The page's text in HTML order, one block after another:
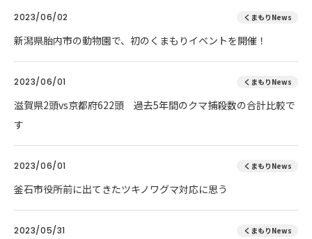
2023/06/02 くまもりNews
新潟県胎内市の動物園で、初のくまもりイベントを開催！
2023/06/01 くまもりNews
滋賀県2頭vs京都府622頭 過去5年間のクマ捕殺数の合計比較で
す
2023/06/01 くまもりNews
釜石市役所前に出てきたツキノワグマ対応に思う
2023/05/31 くまもりNews